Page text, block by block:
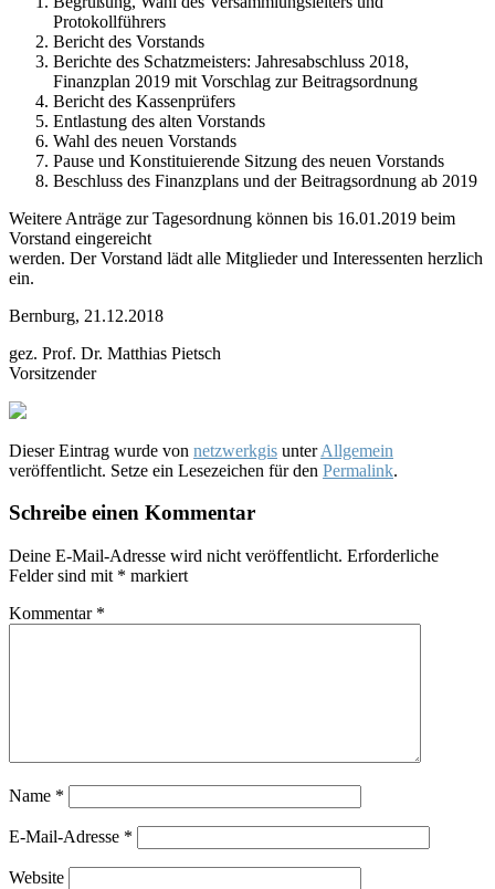
Protokollführers
Bericht des Vorstands
Berichte des Schatzmeisters: Jahresabschluss 2018,
Finanzplan 2019 mit Vorschlag zur Beitragsordnung
Bericht des Kassenprüfers
Entlastung des alten Vorstands
Wahl des neuen Vorstands
Pause und Konstituierende Sitzung des neuen Vorstands
Beschluss des Finanzplans und der Beitragsordnung ab 2019
Weitere Anträge zur Tagesordnung können bis 16.01.2019 beim
Vorstand eingereicht
werden. Der Vorstand lädt alle Mitglieder und Interessenten herzlich
ein.
Bernburg, 21.12.2018
gez. Prof. Dr. Matthias Pietsch
Vorsitzender
Dieser Eintrag wurde von netzwerkgis unterAllgemein
veröffentlicht. Setze ein Lesezeichen für den Permalink.
Schreibe einen Kommentar
Deine E-Mail-Adresse wird nicht veröffentlicht. Erforderliche
Felder sind mit * markiert
Kommentar *
Name *
E-Mail-Adresse *
Website